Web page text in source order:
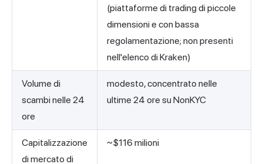
(piattaforme di trading di piccole
dimensioni e con bassa
regolamentazione; non presenti
nell'elenco di Kraken)
Volume di
scambi nelle 24
ore
modesto, concentrato nelle
ultime 24 ore su NonKYC
Capitalizzazione
di mercato di
~$116 milioni